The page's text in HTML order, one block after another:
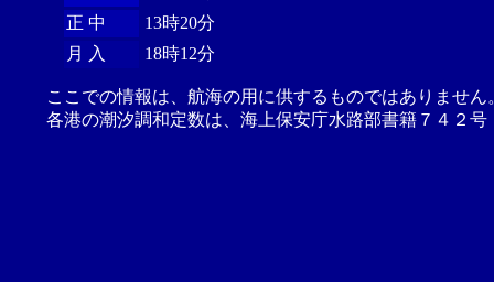
正 中
13時20分
月 入
18時12分
ここでの情報は、航海の用に供するものではありませ
各港の潮汐調和定数は、海上保安庁水路部書籍７４２